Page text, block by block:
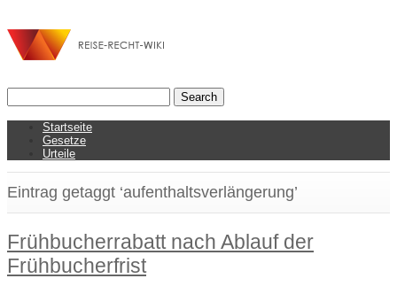
Startseite
Gesetze
Urteile
Eintrag getaggt ‘aufenthaltsverlängerung’
Frühbucherrabatt nach Ablauf der
Frühbucherfrist